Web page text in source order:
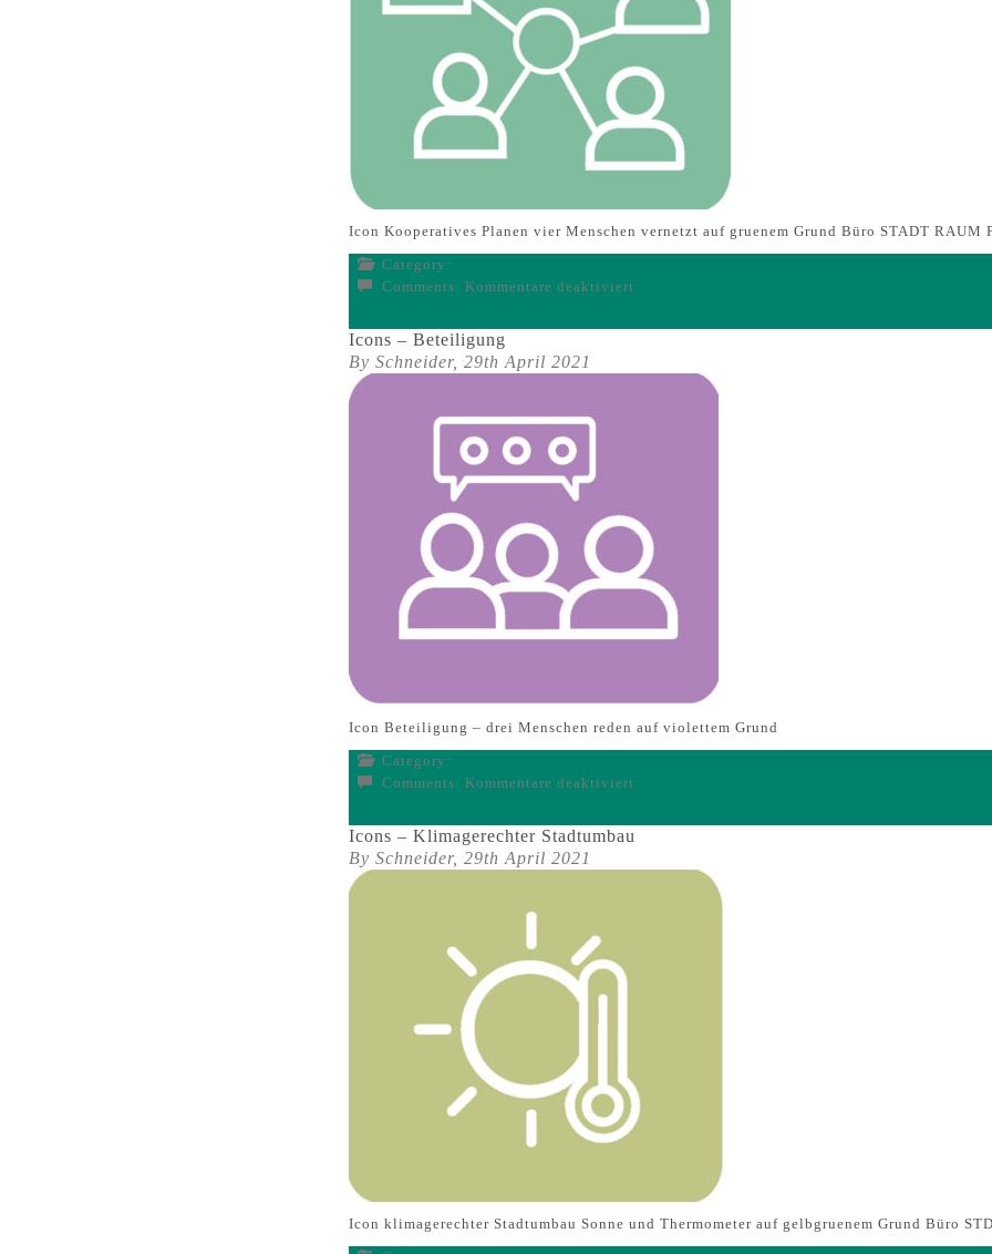
Icon Kooperatives Planen vier Menschen vernetzt auf gruenem Grund Büro STADT RAUM
Category:
Comments: Kommentare deaktiviert
–
Planen
Icons – Beteiligung
By Schneider, 29th April 2021
Icon Beteiligung – drei Menschen reden auf violettem Grund
Category:
Comments: Kommentare deaktiviert
–
Icons – Klimagerechter Stadtumbau
By Schneider, 29th April 2021
Icon klimagerechter Stadtumbau Sonne und Thermometer auf gelbgruenem Grund Büro